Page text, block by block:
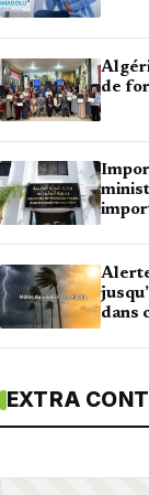
de
dans
EXTRA